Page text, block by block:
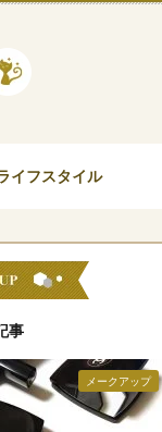
イフスタイル
事
メークアップ